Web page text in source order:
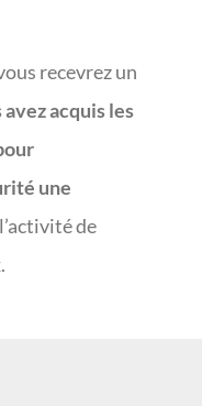
recevrez un
acquis les
une
de